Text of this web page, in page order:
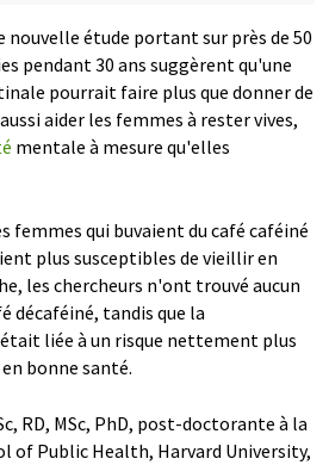
nouvelle étude portant sur près de 50
pendant 30 ans suggèrent qu'une
pourrait faire plus que donner de
aider les femmes à rester vives,
mentale à mesure qu'elles
femmes qui buvaient du café caféiné
plus susceptibles de vieillir en
les chercheurs n'ont trouvé aucun
décaféiné, tandis que la
liée à un risque nettement plus
bonne santé.
RD, MSc, PhD, post-doctorante à la
of Public Health, Harvard University,